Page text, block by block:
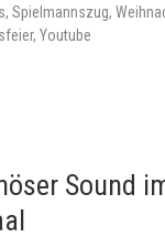
, Spielmannszug,
, Youtube
Sound